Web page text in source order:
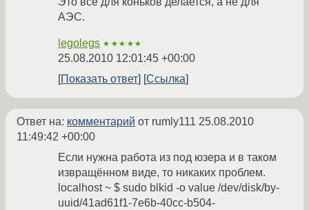
АЭС.
legolegs ★★★★★
25.08.2010 12:01:45 +00:00
Показать ответ
Ссылка
Ответ на: комментарий от rumly111 25.08.2010
11:49:42 +00:00
Если нужна работа из под юзера и в таком
извращённом виде, то никаких проблем.
localhost ~ $ sudo blkid -o value /dev/disk/by-
uuid/41ad61f1-7e6b-40cc-b504-